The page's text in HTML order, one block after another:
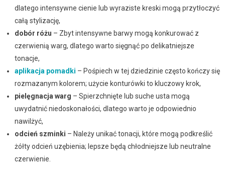
dlatego intensywne cienie lub wyraziste kreski mogą przytłoczyć
całą stylizację,
dobór różu – Zbyt intensywne barwy mogą konkurować z
czerwienią warg, dlatego warto sięgnąć po delikatniejsze
tonacje,
aplikacja pomadki – Pośpiech w tej dziedzinie często kończy się
rozmazanym kolorem; użycie konturówki to kluczowy krok,
pielęgnacja warg – Spierzchnięte lub suche usta mogą
uwydatnić niedoskonałości, dlatego warto je odpowiednio
nawilżyć,
odcień szminki – Należy unikać tonacji, które mogą podkreślić
żółty odcień uzębienia; lepsze będą chłodniejsze lub neutralne
czerwienie.